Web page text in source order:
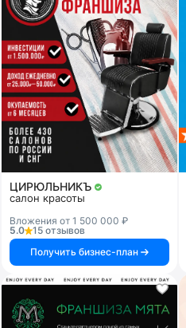
ЦИРЮЛЬНИКЪ
салон красоты
Вложения от 1 500 000 ₽
5.0
15 отзывов
Получить бизнес-план